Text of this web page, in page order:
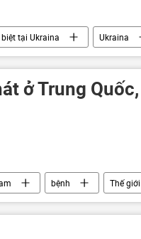
tại Ukraina
Ukraina
tin Thế giới
Putin Donald Trump
ở Trung Quốc,
bệnh
Thế giới